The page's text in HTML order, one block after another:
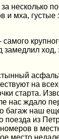
несколько
мха, густые
ход,
на
старта.
нас ждало
багаж наш
из
в